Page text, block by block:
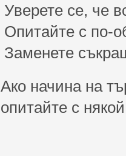
Уверете се, че
Опитайте с по-
Заменете
Ако начина на
опитайте с